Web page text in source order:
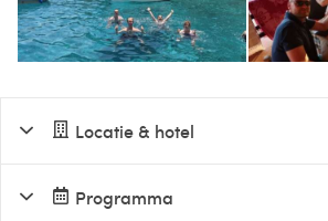
Locatie & hotel
Programma